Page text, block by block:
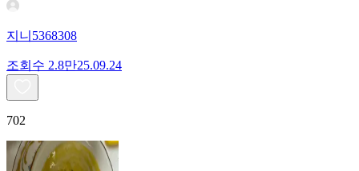
지니5368308
조회수 2.8만25.09.24
702